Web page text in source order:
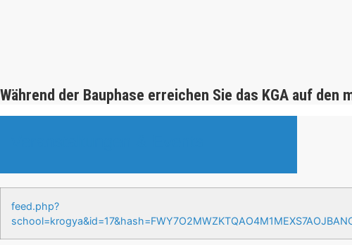
Während der Bauphase erreichen Sie das KGA auf den
feed.php?